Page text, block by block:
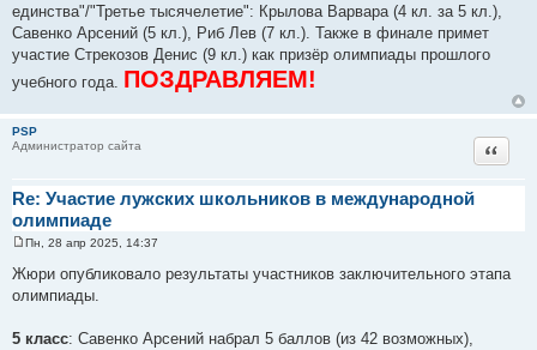
е
н
е
единства"/"Третье тысячелетие": Крылова Варвара (4 кл. за 5 кл.),
Савенко Арсений (5 кл.), Риб Лев (7 кл.). Также в финале примет
участие Стрекозов Денис (9 кл.) как призёр олимпиады прошлого
учебного года. ПОЗДРАВЛЯЕМ!
PSP
Администратор сайта
Re: Участие лужских школьников в международной
олимпиаде
о
о
б
н
Пн, 28 апр 2025, 14:37
Жюри опубликовало результаты участников заключительного этапа
олимпиады.
5 класс: Савенко Арсений набрал 5 баллов (из 42 возможных),